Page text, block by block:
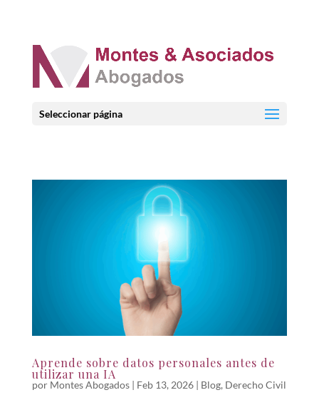
Seleccionar página
Aprende sobre datos personales antes de
utilizar una IA
por Montes Abogados| Feb 13, 2026| Blog, Derecho Civil